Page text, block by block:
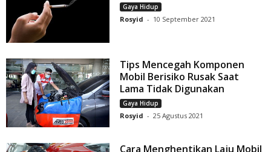
Gaya Hidup
Rosyid - 10 September 2021
Tips Mencegah Komponen
Mobil Berisiko Rusak Saat
Lama Tidak Digunakan
Gaya Hidup
Rosyid - 25 Agustus 2021
Cara Menghentikan Laju Mobil